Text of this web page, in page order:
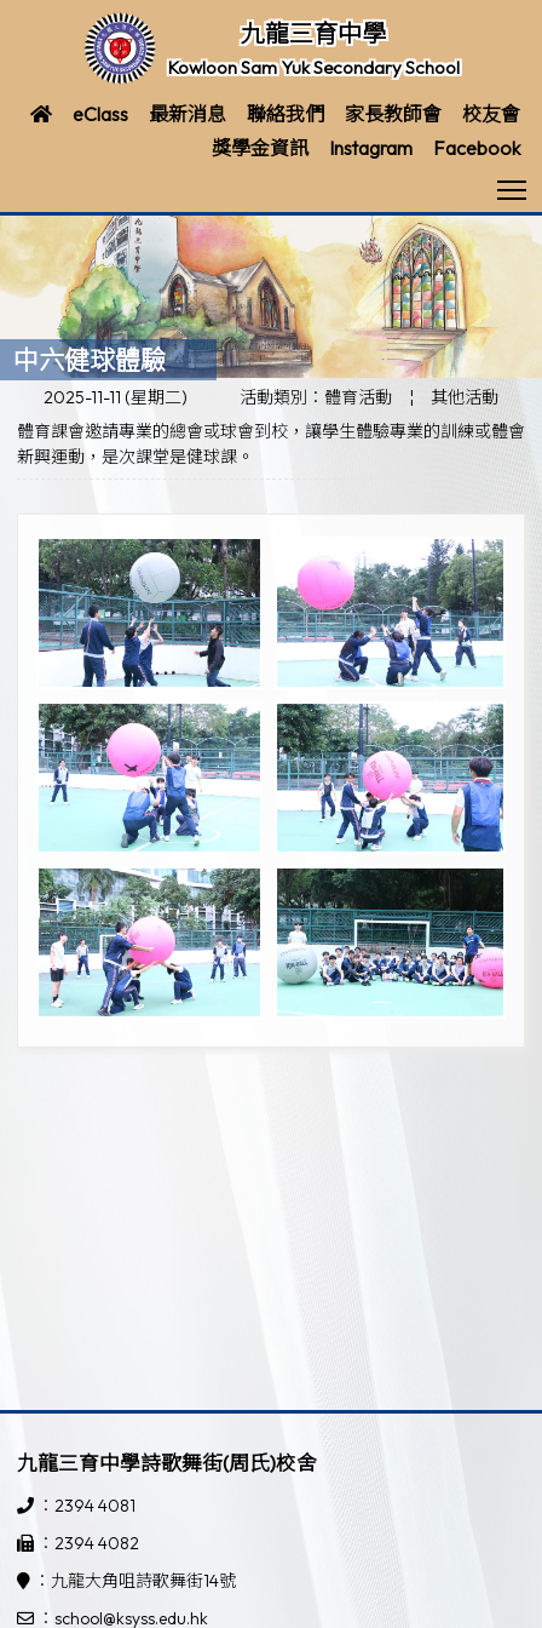
九龍三育中學
Kowloon Sam Yuk Secondary School
eClass 最新消息 聯絡我們 家長教師會
校友會
獎學金資訊
Instagram Facebook
中六健球體驗
2025-11-11 (星期二) 活動類別：體育活動 ¦
其他活動
體育課會邀請專業的總會或球會到校，讓學生體驗專業的訓練或體會
新興運動，是次課堂是健球課。
九龍三育中學詩歌舞街(周氏)校舍
：2394 4081
：2394 4082
：九龍大角咀詩歌舞街14號
：school@ksyss.edu.hk